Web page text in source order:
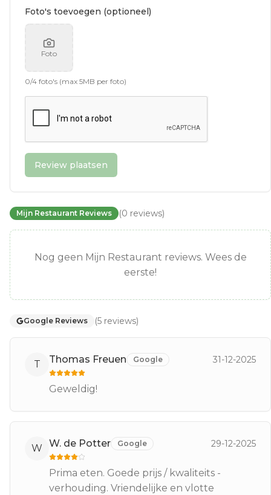
Foto's toevoegen (optioneel)
Foto
0/4 foto's (max 5MB per foto)
Review plaatsen
Mijn Restaurant Reviews (0 reviews)
Nog geen Mijn Restaurant reviews. Wees de
eerste!
Google Reviews (5 reviews)
T Thomas Freuen Google 31-12-2025
Geweldig!
W W. de Potter Google 29-12-2025
Prima eten. Goede prijs / kwaliteits -
verhouding. Vriendelijke en vlotte